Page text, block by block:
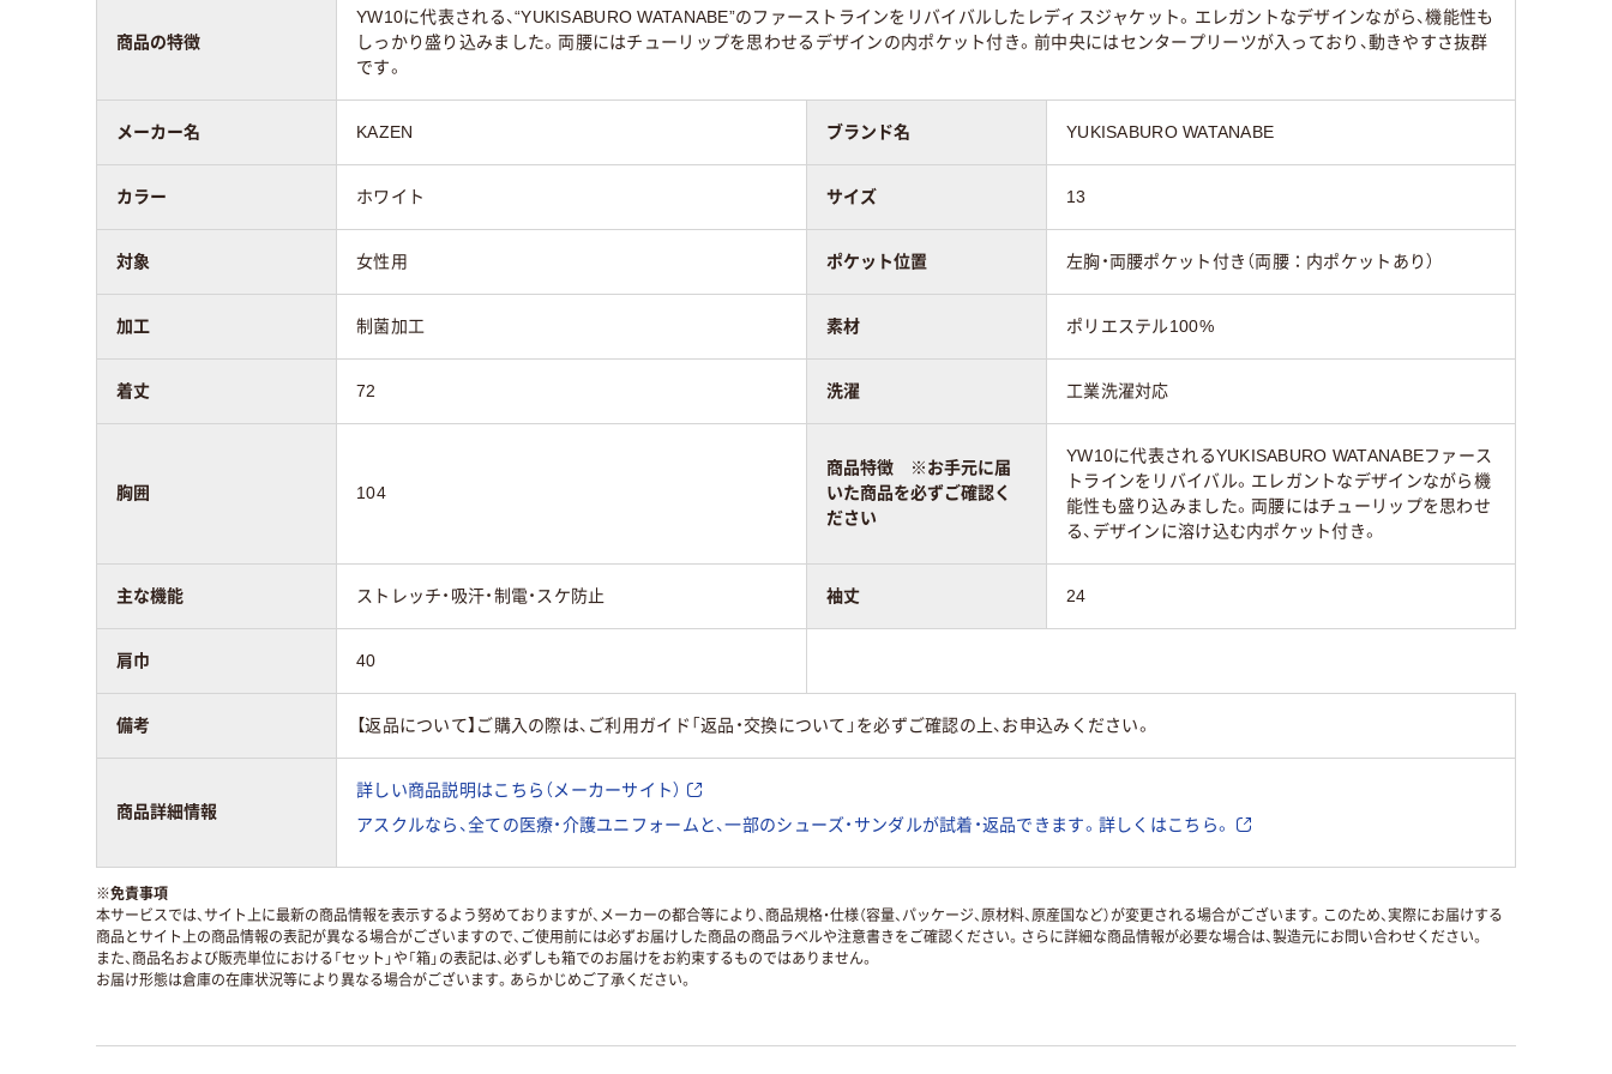
商品の特徴
YW10に代表される、“YUKISABURO WATANABE”のファーストラインをリバイバルしたレディスジャケット。エレガントなデザインながら、機能性も
しっかり盛り込みました。両腰にはチューリップを思わせるデザインの内ポケット付き。前中央にはセンタープリーツが入っており、動きやすさ抜群
です。
メーカー名 KAZEN ブランド名 YUKISABURO WATANABE
カラー ホワイト サイズ 13
対象 女性用 ポケット位置 左胸・両腰ポケット付き（両腰：内ポケットあり）
加工 制菌加工 素材 ポリエステル100%
着丈 72 洗濯 工業洗濯対応
胸囲 104
商品特徴 ※お手元に届
いた商品を必ずご確認く
ださい
YW10に代表されるYUKISABURO WATANABEファース
トラインをリバイバル。エレガントなデザインながら機
能性も盛り込みました。両腰にはチューリップを思わせ
る、デザインに溶け込む内ポケット付き。
主な機能 ストレッチ・吸汗・制電・スケ防止 袖丈 24
肩巾 40
備考 【返品について】ご購入の際は、ご利用ガイド「返品・交換について」を必ずご確認の上、お申込みください。
商品詳細情報
詳しい商品説明はこちら（メーカーサイト）
アスクルなら、全ての医療・介護ユニフォームと、一部のシューズ・サンダルが試着・返品できます。詳しくはこちら。
※免責事項
本サービスでは、サイト上に最新の商品情報を表示するよう努めておりますが、メーカーの都合等により、商品規格・仕様（容量、パッケージ、原材料、原産国など）が変更される場合がございます。このため、実際にお届けする
商品とサイト上の商品情報の表記が異なる場合がございますので、ご使用前には必ずお届けした商品の商品ラベルや注意書きをご確認ください。さらに詳細な商品情報が必要な場合は、製造元にお問い合わせください。
また、商品名および販売単位における「セット」や「箱」の表記は、必ずしも箱でのお届けをお約束するものではありません。
お届け形態は倉庫の在庫状況等により異なる場合がございます。あらかじめご了承ください。